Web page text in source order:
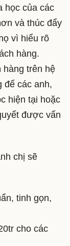
học của các
và thúc đẩy
vì hiểu rõ
hàng.
hàng trên hệ
để các anh,
hiện tại hoặc
được vấn
chị sẽ
tinh gọn,
cho các